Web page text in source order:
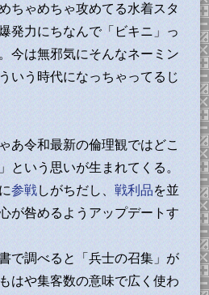
ちゃめちゃ攻めてる水着スタ
発力にちなんで「ビキニ」っ
今は無邪気にそんなネーミン
いう時代になっちゃってるじ
あ令和最新の倫理観ではどこ
という思いが生まれてくる。
参戦しがちだし、戦利品を並
が咎めるようアップデートす
で調べると「兵士の召集」が
はや集客数の意味で広く使わ